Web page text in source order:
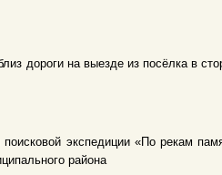
дороги на выезде из посёлка в
экспедиции «По рекам
района